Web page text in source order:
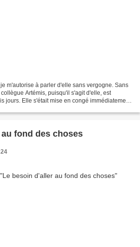
m'autorise à parler d'elle sans vergogne. Sans
Artémis, puisqu'il s'agit d'elle, est
jours. Elle s'était mise en congé immédiatement
fond des choses